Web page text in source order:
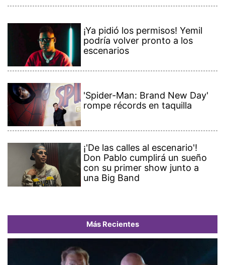
¡Ya pidió los permisos! Yemil
podría volver pronto a los
escenarios
'Spider-Man: Brand New Day'
rompe récords en taquilla
¡'De las calles al escenario'!
Don Pablo cumplirá un sueño
con su primer show junto a
una Big Band
Más Recientes